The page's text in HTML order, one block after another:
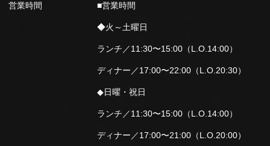
営業時間 ■営業時間
◆火～土曜日
ランチ／11:30〜15:00（L.O.14:00）
ディナー／17:00〜22:00（L.O.20:30）
◆日曜・祝日
ランチ／11:30〜15:00（L.O.14:00）
ディナー／17:00〜21:00（L.O.20:00）